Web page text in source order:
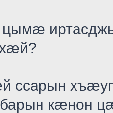
цымæ
ссарын
кæнон